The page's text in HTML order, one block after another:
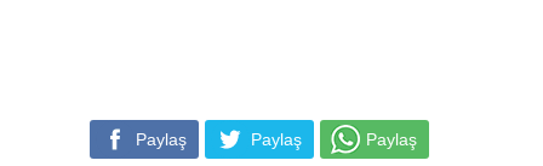
Paylaş Paylaş Paylaş